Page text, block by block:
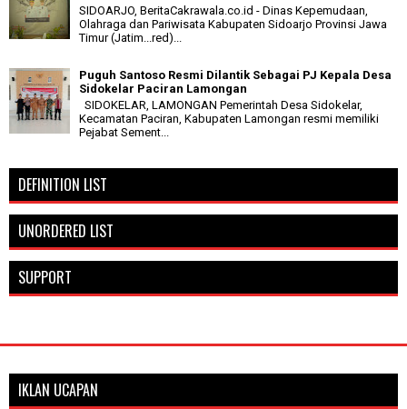
SIDOARJO, BeritaCakrawala.co.id - Dinas Kepemudaan,
Olahraga dan Pariwisata Kabupaten Sidoarjo Provinsi Jawa
Timur (Jatim...red)...
Puguh Santoso Resmi Dilantik Sebagai PJ Kepala Desa
Sidokelar Paciran Lamongan
SIDOKELAR, LAMONGAN Pemerintah Desa Sidokelar,
Kecamatan Paciran, Kabupaten Lamongan resmi memiliki
Pejabat Sement...
DEFINITION LIST
UNORDERED LIST
SUPPORT
IKLAN UCAPAN